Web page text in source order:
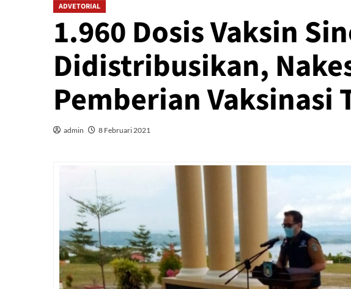
ADVETORIAL
1.960 Dosis Vaksin
Didistribusikan,
Pemberian Vaksinasi
admin 8 Februari 2021